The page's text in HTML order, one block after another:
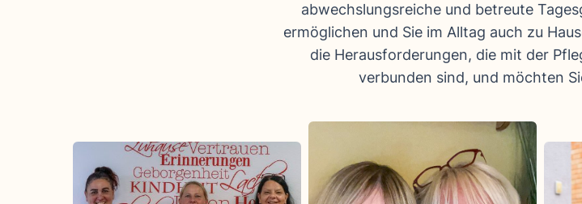
abwechslungsreiche und betreute
ermöglichen und Sie im Alltag auch zu
die Herausforderungen, die mit der
verbunden sind, und möchten